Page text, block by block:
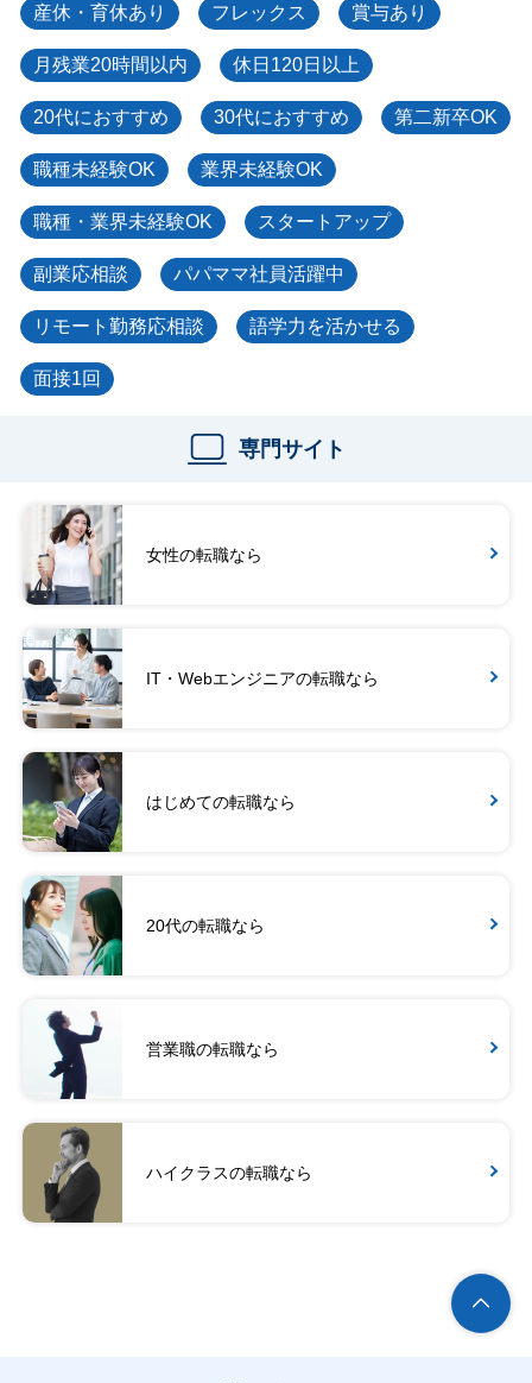
産休・育休あり フレックス 賞与あり
月残業20時間以内 休日120日以上
20代におすすめ 30代におすすめ 第二新卒OK
職種未経験OK 業界未経験OK
職種・業界未経験OK スタートアップ
副業応相談 パパママ社員活躍中
リモート勤務応相談 語学力を活かせる
面接1回
専門サイト
女性の転職なら
IT・Webエンジニアの転職なら
はじめての転職なら
20代の転職なら
営業職の転職なら
ハイクラスの転職なら